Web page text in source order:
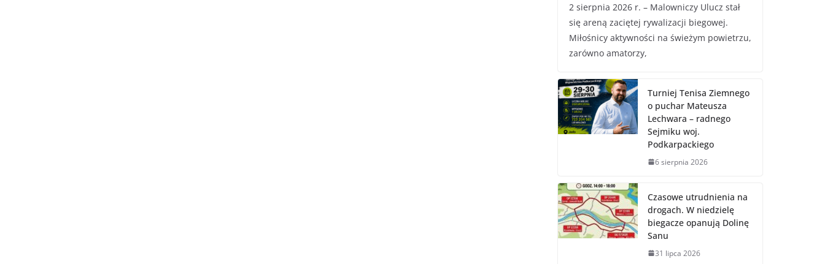
2 sierpnia 2026 r. – Malowniczy Ulucz stał
się areną zaciętej rywalizacji biegowej.
Miłośnicy aktywności na świeżym powietrzu,
zarówno amatorzy,
Turniej Tenisa Ziemnego
o puchar Mateusza
Lechwara – radnego
Sejmiku woj.
Podkarpackiego
6 sierpnia 2026
Czasowe utrudnienia na
drogach. W niedzielę
biegacze opanują Dolinę
Sanu
31 lipca 2026